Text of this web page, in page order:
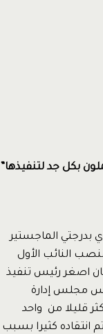
بكل جد لتنفيذها”
من جامعة إلينوي بدرجتي الماجستير
النائب الأول
من عام 1981 ، وفي هذه الفترة كان اصغر رئيس تنفيذ
للشركة كرئيس مجلس إدارة
كانت اكثر قليلا من واحد
تولى إدارة الشركة تم انتقاده كثيرا بسبب